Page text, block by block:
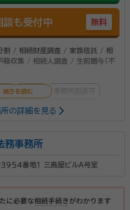
も受付中 無料
割 / 相続財産調査 / 家族信託 / 相
収集 / 相続人調査 / 生前贈与（不
可 訪問可
学法学部法律学科卒業 平成23年
成、成年後見に関するご相談、
の詳細を見る
務事務所
５４番地１ 三島屋ビルＡ号室